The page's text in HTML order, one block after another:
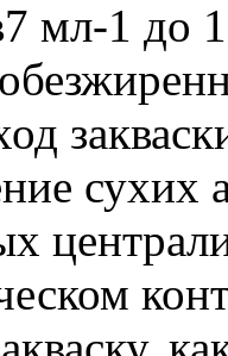
мл-1 до
сухих